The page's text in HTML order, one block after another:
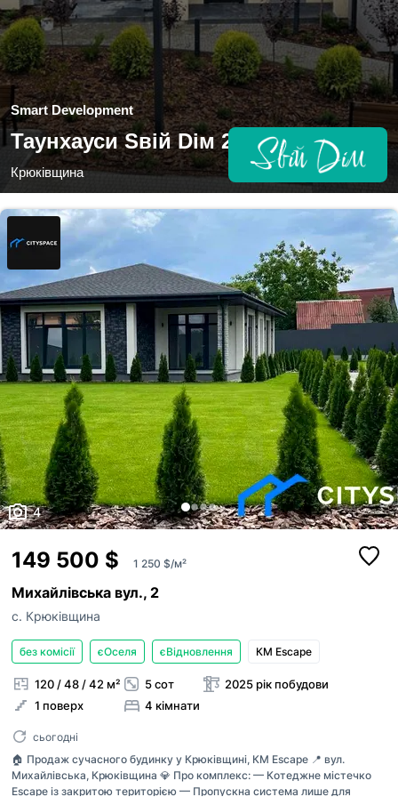
Smart Development
Таунхауси Sвій Dім 2
Крюківщина
4
149 500 $ 1 250 $/м²
Михайлівська вул., 2
с. Крюківщина
без комісії єОселя єВідновлення КМ Escape
120 / 48 / 42 м²
1 поверх
5 сот
4 кімнати
2025 рік побудови
сьогодні
🏠 Продаж сучасного будинку у Крюківщині, КМ Escape 📍 вул.
Михайлівська, Крюківщина 💎 Про комплекс: — Котеджне містечко
Escape із закритою територією — Пропускна система лише для